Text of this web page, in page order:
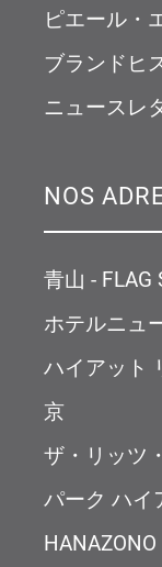
ピエール・
ブランドヒ
ニュースレ
NOS
青山 - FLAG
ホテルニュ
ハイアット
京
ザ・リッツ
パーク ハイ
HANAZONO